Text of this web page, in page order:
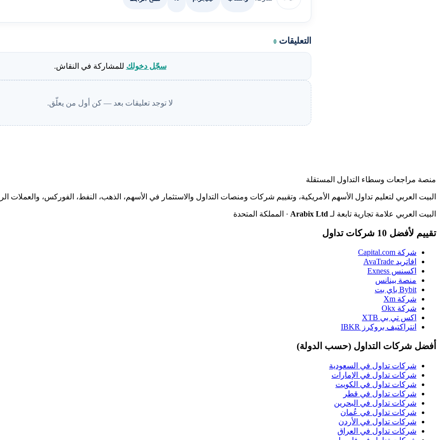
التعليقات 0
سجّل دخولك للمشاركة في النقاش.
لا توجد تعليقات بعد — كن أول من يعلّق.
منصة مراجعات وسطاء التداول المستقلة
البيت العربي لتعليم تداول الأسهم الأمريكية، وتقييم شركات ومنصات التداول والاستثمار في الأسهم، الذهب، النفط، الفوركس، والعملات
البيت العربي علامة تجارية تابعة لـ Arabix Ltd · المملكة المتحدة
تقييم لأفضل 10 شركات تداول
شركة Capital.com
افاتريد AvaTrade
اكسنس Exness
منصة بينانس
Bybit باي بت
شركة Xm
شركة Okx
اكس تي بي XTB
انتراكتيف بروكرز IBKR
أفضل شركات التداول (حسب الدولة)
شركات تداول في السعودية
شركات تداول في الإمارات
شركات تداول في الكويت
شركات تداول في قطر
شركات تداول في البحرين
شركات تداول في عُمان
شركات تداول في الأردن
شركات تداول في العراق